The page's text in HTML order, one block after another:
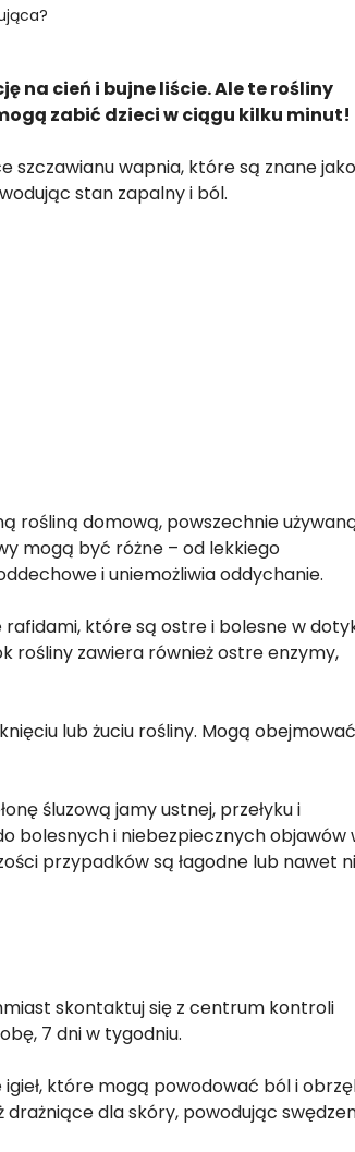
na cień i bujne liście. Ale te rośliny
zabić dzieci w ciągu kilku minut!
szczawianu wapnia, które są znane jako
stan zapalny i ból.
rośliną domową, powszechnie
mogą być różne – od lekkiego
i uniemożliwia oddychanie.
rafidami, które są ostre i bolesne w
rośliny zawiera również ostre enzymy,
lub żuciu rośliny. Mogą obejmować
śluzową jamy ustnej, przełyku i
bolesnych i niebezpiecznych objawów
przypadków są łagodne lub nawet
skontaktuj się z centrum kontroli
7 dni w tygodniu.
igieł, które mogą powodować ból i
dla skóry, powodując